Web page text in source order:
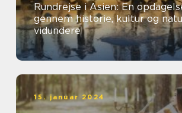
Rundrejse i Asien: En
gennem historie, kultur og
vidundere
15. januar 2024